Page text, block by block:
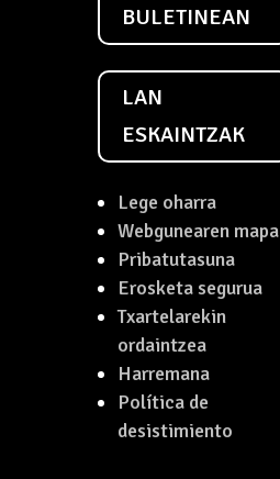
BULETINEAN
LAN
ESKAINTZAK
Lege oharra
Webgunearen mapa
Pribatutasuna
Erosketa segurua
Txartelarekin
ordaintzea
Harremana
Política de
desistimiento